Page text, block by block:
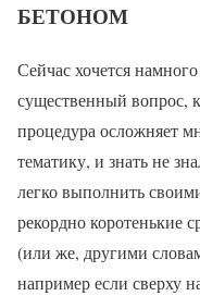
БЕТОНОМ
Сейчас хочется
существенный вопрос,
процедура осложняет
тематику, и знать не
легко выполнить
рекордно
(или же, другими
например если сверху